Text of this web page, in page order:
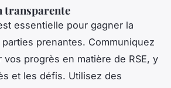
transparente
essentielle pour gagner la
prenantes. Communiquez
progrès en matière de RSE, y
et les défis. Utilisez des